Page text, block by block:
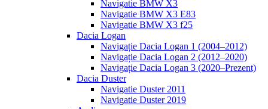
Navigatie BMW X3
Navigatie BMW X3 E83
Navigatie BMW X3 f25
Dacia Logan
Navigație Dacia Logan 1 (2004–2012)
Navigație Dacia Logan 2 (2012–2020)
Navigație Dacia Logan 3 (2020–Prezent)
Dacia Duster
Navigatie Duster 2011
Navigatie Duster 2019